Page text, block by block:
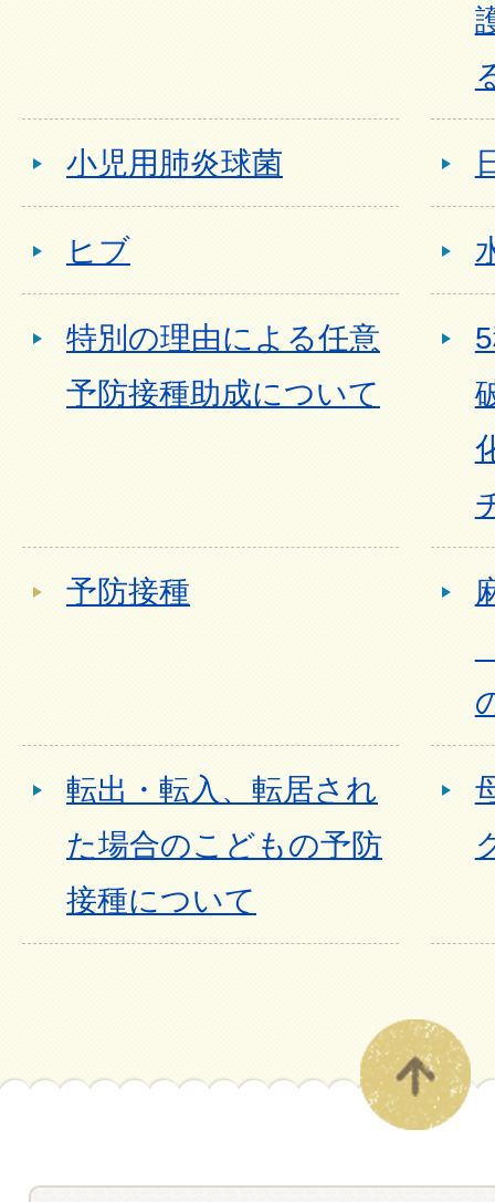
小児用肺炎球菌
ヒブ
特別の理由による任意
予防接種助成について
予防接種
転出・転入、転居され
た場合のこどもの予防
接種について